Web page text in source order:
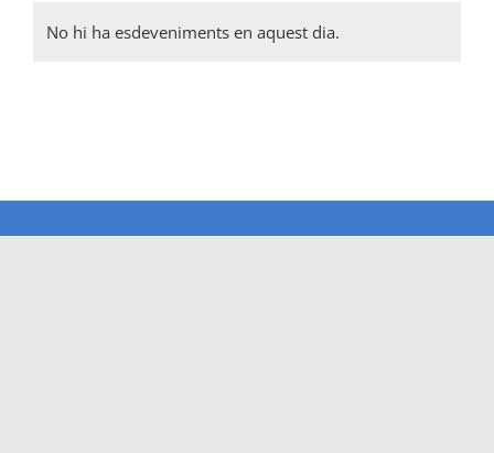
No hi ha esdeveniments en aquest dia.